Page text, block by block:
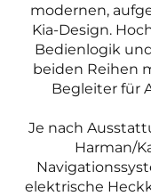
modernen,
Kia-Design.
Bedienlogik
beiden Reihen
Begleiter für
Je nach
Harman/
elektrische